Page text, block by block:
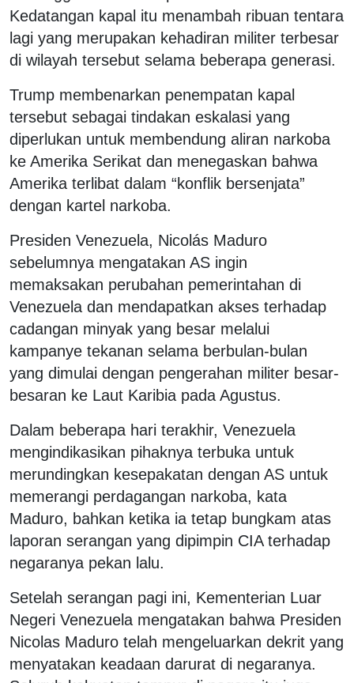
Kedatangan kapal itu menambah ribuan tentara
lagi yang merupakan kehadiran militer terbesar
di wilayah tersebut selama beberapa generasi.
Trump membenarkan penempatan kapal
tersebut sebagai tindakan eskalasi yang
diperlukan untuk membendung aliran narkoba
ke Amerika Serikat dan menegaskan bahwa
Amerika terlibat dalam “konflik bersenjata”
dengan kartel narkoba.
Presiden Venezuela, Nicolás Maduro
sebelumnya mengatakan AS ingin
memaksakan perubahan pemerintahan di
Venezuela dan mendapatkan akses terhadap
cadangan minyak yang besar melalui
kampanye tekanan selama berbulan-bulan
yang dimulai dengan pengerahan militer besar-
besaran ke Laut Karibia pada Agustus.
Dalam beberapa hari terakhir, Venezuela
mengindikasikan pihaknya terbuka untuk
merundingkan kesepakatan dengan AS untuk
memerangi perdagangan narkoba, kata
Maduro, bahkan ketika ia tetap bungkam atas
laporan serangan yang dipimpin CIA terhadap
negaranya pekan lalu.
Setelah serangan pagi ini, Kementerian Luar
Negeri Venezuela mengatakan bahwa Presiden
Nicolas Maduro telah mengeluarkan dekrit yang
menyatakan keadaan darurat di negaranya.